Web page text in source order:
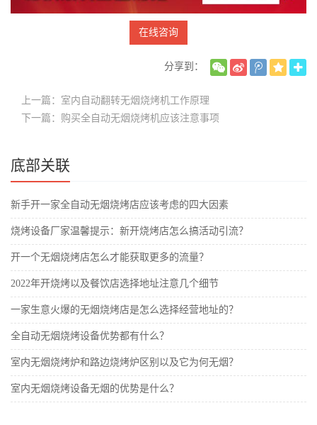
在线咨询
分享到：
上一篇：室内自动翻转无烟烧烤机工作原理
下一篇：购买全自动无烟烧烤机应该注意事项
底部关联
新手开一家全自动无烟烧烤店应该考虑的四大因素
烧烤设备厂家温馨提示：新开烧烤店怎么搞活动引流？
开一个无烟烧烤店怎么才能获取更多的流量？
2022年开烧烤以及餐饮店选择地址注意几个细节
一家生意火爆的无烟烧烤店是怎么选择经营地址的？
全自动无烟烧烤设备优势都有什么？
室内无烟烧烤炉和路边烧烤炉区别以及它为何无烟？
室内无烟烧烤设备无烟的优势是什么？